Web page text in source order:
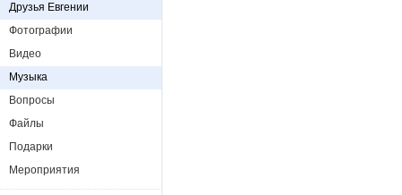
Друзья Евгении
Фотографии
Видео
Музыка
Вопросы
Файлы
Подарки
Мероприятия